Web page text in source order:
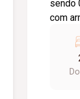
sendo
com
cozinha com armário, área de